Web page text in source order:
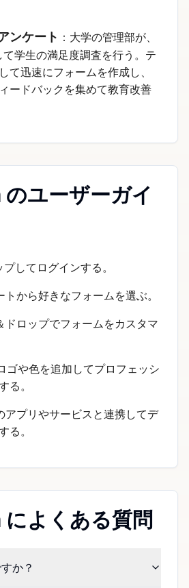
ンケート ：大学の管理部が、
学生の満足度調査を行う。テ
て迅速にフォームを作成し、
ードバックを集めて教育改善
ユーザーガイ
してログインする。
から好きなフォームを選ぶ。
ドロップでフォームをカスタマ
ゴや色を追加してプロフェッシ
る。
アプリやサービスと連携してデ
る。
よくある質問
か？